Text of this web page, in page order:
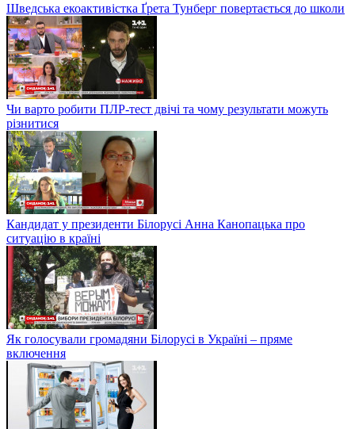
Шведська екоактивістка Ґрета Тунберг повертається до школи
Чи варто робити ПЛР-тест двічі та чому результати можуть
різнитися
Кандидат у президенти Білорусі Анна Канопацька про
ситуацію в країні
Як голосували громадяни Білорусі в Україні – пряме
включення